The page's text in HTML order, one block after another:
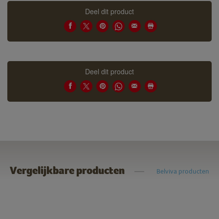
Deel dit product
Deel dit product
Vergelijkbare producten Belviva producten